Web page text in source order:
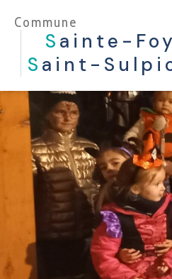
Commune
S Ainte-Foy
S Aint-